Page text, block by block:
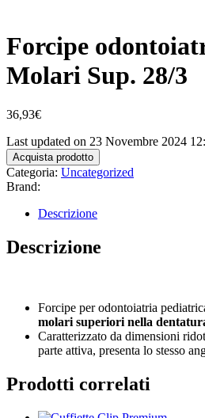
Forcipe
Molari Sup. 28/3
36,93€
Last updated on 23 Novembre 2024
Acquista prodotto
Categoria: Uncategorized
Brand:
Descrizione
Descrizione
Forcipe per odontoiatria
molari superiori nella
Caratterizzato da dimensioni
parte attiva, presenta lo stesso
Prodotti correlati